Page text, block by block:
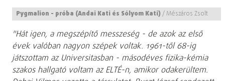
Pygmalion - próba (Andai Kati és Sólyom Kati)/ Mészáros Zsolt
"Hát igen, a megszépítő messzeség - de azok az első
évek valóban nagyon szépek voltak. 1961-től 68-ig
játszottam az Universitasban - másodéves fizika-kémia
szakos hallgató voltam az ELTÉ-n, amikor odakerültem.